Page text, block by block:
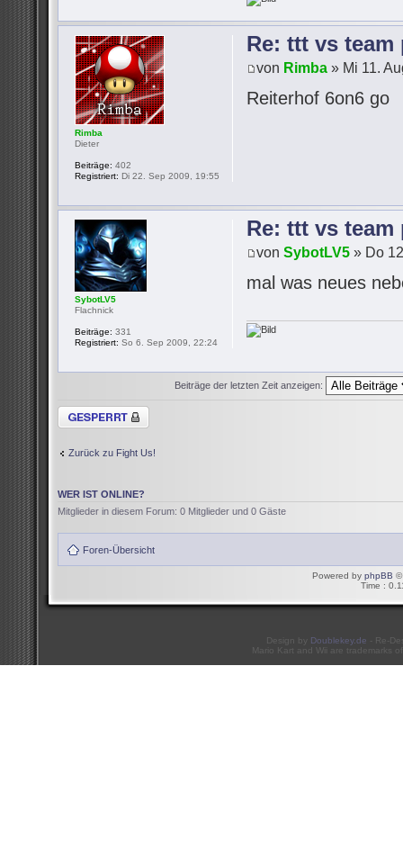
Re: ttt vs team
von Rimba » Mi 11.
Reiterhof 6on6 go
Rimba
Dieter
Beiträge: 402
Registriert: Di 22. Sep 2009, 19:55
Re: ttt vs team
vonSybotLV5 » Do
mal was neues
SybotLV5
Flachnick
Beiträge: 331
Registriert: So 6. Sep 2009, 22:24
Beiträge der letzten Zeit anzeigen:
Thema gesperrt
Zurück zu Fight Us!
WER IST ONLINE?
Mitglieder in diesem Forum: 0 Mitglieder und 0 Gäste
Foren-Übersicht
Powered by phpBB ©
Time :
Design by Doublekey.de - Re-
Mario Kart and Wii are trademarks